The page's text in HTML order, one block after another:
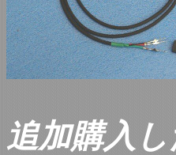
追加購入